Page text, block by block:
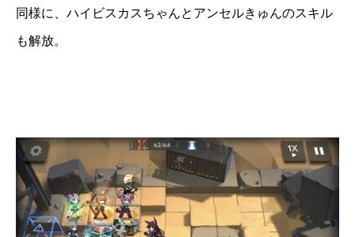
同様に、ハイビスカスちゃんとアンセルきゅんのスキル
も解放。